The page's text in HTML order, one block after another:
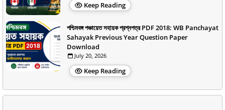
Keep Reading
পশ্চিমবঙ্গ পঞ্চায়েত সহায়ক প্রশ্নপত্র PDF 2018: WB Panchayat
Sahayak Previous Year Question Paper
Download
July 20, 2026
Keep Reading